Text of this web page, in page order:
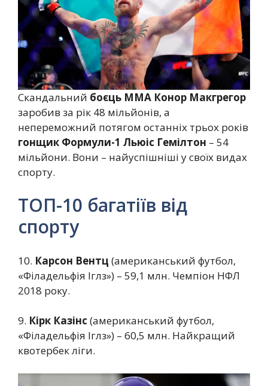
Скандальний боєць ММА Конор Макгрегор
заробив за рік 48 мільйонів, а
непереможний потягом останніх трьох років
гонщик Формули-1 Льюіс Гемілтон – 54
мільйони. Вони – найуспішніші у своїх видах
спорту.
ТОП-10 багатіїв від
спорту
10. Карсон Вентц (американський футбол,
«Філадельфія Іглз») – 59,1 млн. Чемпіон НФЛ
2018 року.
9. Кірк Казінс (американський футбол,
«Філадельфія Іглз») – 60,5 млн. Найкращий
квотербек ліги.